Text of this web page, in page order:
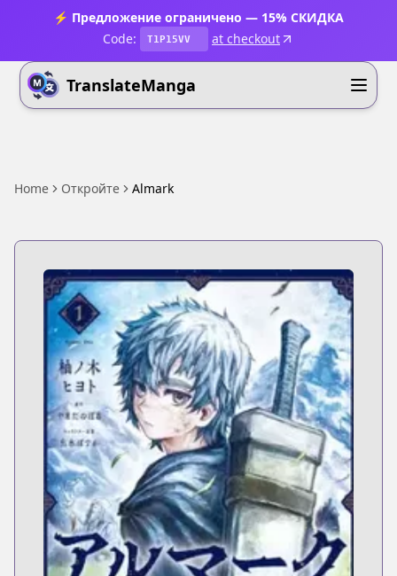
⚡ Предложение ограничено — 15% СКИДКА
Code:
T1P15VV at checkout
TranslateManga
Home Откройте Almark